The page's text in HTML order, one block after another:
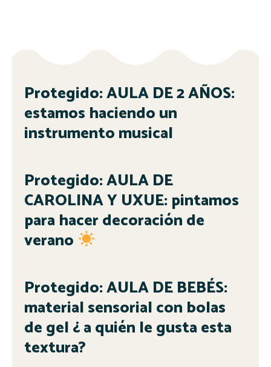
Protegido: AULA DE 2 AÑOS:
estamos haciendo un
instrumento musical
Protegido: AULA DE
CAROLINA Y UXUE: pintamos
para hacer decoración de
verano
Protegido: AULA DE BEBÉS:
material sensorial con bolas
de gel ¿ a quién le gusta esta
textura?